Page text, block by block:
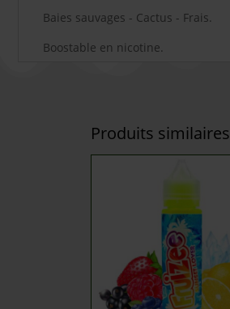
Baies sauvages - Cactus - Frais.
Boostable en nicotine.
Produits similaires